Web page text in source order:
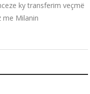
ky transferim veçmë
me Milanin